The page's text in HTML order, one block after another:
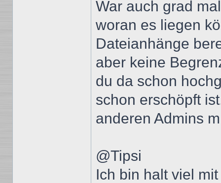
War auch grad
woran es liegen
Dateianhänge
aber keine
du da schon
schon erschöpft
anderen Admins
@Tipsi
Ich bin halt viel